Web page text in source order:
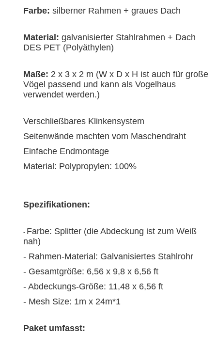
Farbe: silberner Rahmen + graues Dach
Material: galvanisierter Stahlrahmen + Dach
DES PET (Polyäthylen)
Maße: 2 x 3 x 2 m (W x D x H ist auch für große
Vögel passend und kann als Vogelhaus
verwendet werden.)
Verschließbares Klinkensystem
Seitenwände machten vom Maschendraht
Einfache Endmontage
Material: Polypropylen: 100%
Spezifikationen:
- Farbe: Splitter (die Abdeckung ist zum Weiß
nah)
- Rahmen-Material: Galvanisiertes Stahlrohr
- Gesamtgröße: 6,56 x 9,8 x 6,56 ft
- Abdeckungs-Größe: 11,48 x 6,56 ft
- Mesh Size: 1m x 24m*1
Paket umfasst: